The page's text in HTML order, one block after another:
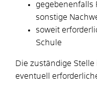
gegebenenfalls
sonstige
soweit
Schule
Die zuständige
eventuell